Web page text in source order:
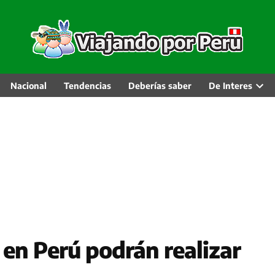
Nacional Tendencias Deberías saber De Interes
Perú podrán realizar